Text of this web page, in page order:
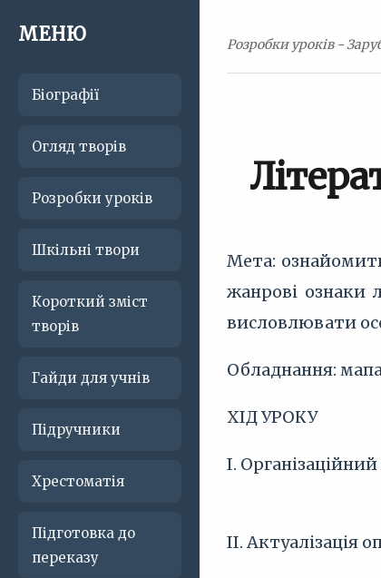
МЕНЮ
Біографії
Огляд творів
Розробки уроків
Шкільні твори
Короткий зміст
творів
Гайди для учнів
Підручники
Хрестоматія
Підготовка до
переказу
Розробки уроків -
Мета:
жанрові ознаки
висловлювати
Обладнання:
ХІД УРОКУ
I.
II. Актуалізація